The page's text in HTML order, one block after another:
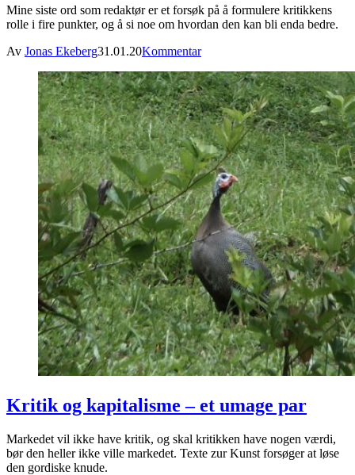
Mine siste ord som redaktør er et forsøk på å formulere kritikkens
rolle i fire punkter, og å si noe om hvordan den kan bli enda bedre.
Av Jonas Ekeberg31.01.20Kommentar
Kritik og kapitalisme – et umage par
Markedet vil ikke have kritik, og skal kritikken have nogen værdi,
bør den heller ikke ville markedet. Texte zur Kunst forsøger at løse
den gordiske knude.